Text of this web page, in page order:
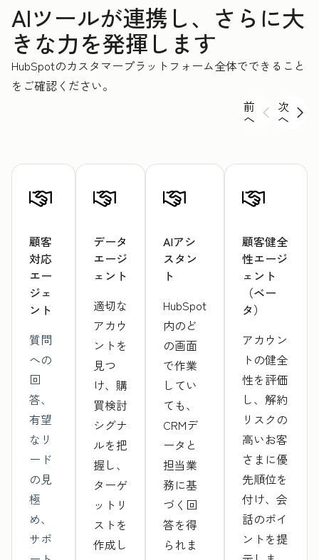
AIツールが連携し、さらに大
きな力を発揮します
HubSpotのカスタマープラットフォーム全体でできること
をご確認ください。
前
へ
次
へ
顧客
対応
エー
ジェ
ント
質問
への
回
答、
有望
なリ
ード
の見
極
め、
サポ
データ
エージ
ェント
適切な
アカウ
ントを
見つ
け、購
買検討
シグナ
ルを把
握し、
ターゲ
ットリ
ストを
作成し
AIアシ
スタン
ト
HubSpot
内のど
の画面
で作業
してい
ても、
CRMデ
ータと
担当業
務に基
づく回
答を得
られま
顧客健全
性エージ
ェント
（ベー
タ）
アカウン
トの健全
性を評価
し、解約
リスクの
高いお客
さまに優
先順位を
付け、会
話のポイ
ントを提